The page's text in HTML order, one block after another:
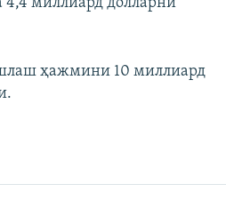
миллиард долларни
ҳажмини 10 миллиард